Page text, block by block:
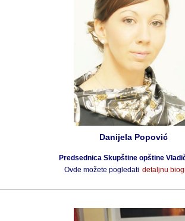
Danijela Popović
Predsednica Skupštine opštine
Ovde možete pogledati detaljnu